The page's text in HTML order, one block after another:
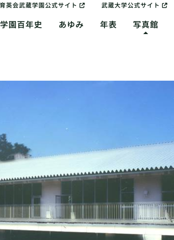
英会武蔵学園公式サイト 武蔵大学公式サイト
園百年史 あゆみ 年表 写真館